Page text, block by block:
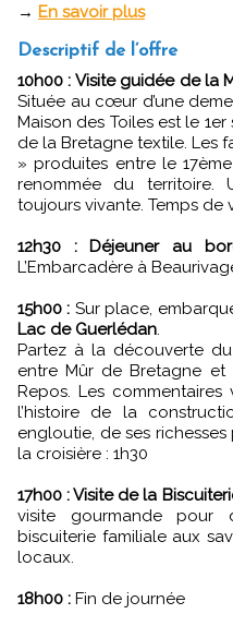
→ En savoir plus
Descriptif de l’offre
10h00 : Visite guidée de la
Située au cœur d’une
Maison des Toiles est le
de la Bretagne textile. Les
» produites entre le
renommée du territoire.
toujours vivante. Temps de
12h30 : Déjeuner au
L’Embarcadère à
15h00 : Sur place,
Lac de Guerlédan.
Partez à la découverte
entre Mûr de Bretagne et
Repos. Les
l’histoire de la
engloutie, de ses
la croisière : 1h30
17h00 : Visite de la
visite gourmande pour
biscuiterie familiale aux
locaux.
18h00 : Fin de journée